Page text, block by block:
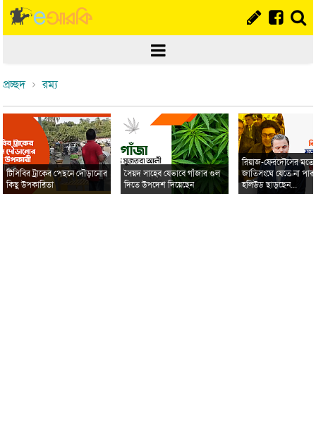
প্রচ্ছদ রম্য
টিসিবির ট্রাকের পেছনে দৌড়ানোর
কিছু উপকারিতা
সৈয়দ সাহেব যেভাবে গাঁজার গুল
দিতে উপদেশ দিয়েছেন
রিয়াজ-ফেরদৌসের মতো
জাতিসংঘে যেতে না
হলিউড ছাড়ছেন...